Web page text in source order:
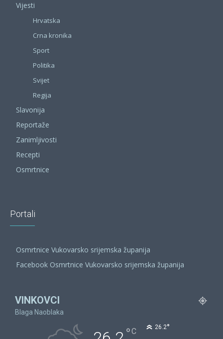
Vijesti
Hrvatska
Crna kronika
Sport
Politika
Svijet
Regija
Slavonija
Reportaže
Zanimljivosti
Recepti
Osmrtnice
Portali
Osmrtnice Vukovarsko srijemska županija
Facebook Osmrtnice Vukovarsko srijemska županija
VINKOVCI
Blaga Naoblaka
°C 26.2°